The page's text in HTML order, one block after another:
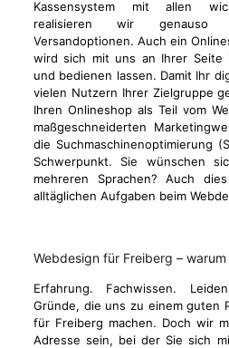
Kassensystem mit allen
realisieren wir genauso
Versandoptionen. Auch ein
wird sich mit uns an Ihrer Seite
und bedienen lassen. Damit Ihr
vielen Nutzern Ihrer Zielgruppe
Ihren Onlineshop als Teil vom
maßgeschneiderten
die Suchmaschinenoptimierung
Schwerpunkt. Sie wünschen
mehreren Sprachen? Auch
alltäglichen Aufgaben beim
Webdesign für Freiberg –
Erfahrung. Fachwissen.
Gründe, die uns zu einem guten
für Freiberg machen. Doch wir
Adresse sein, bei der Sie sich